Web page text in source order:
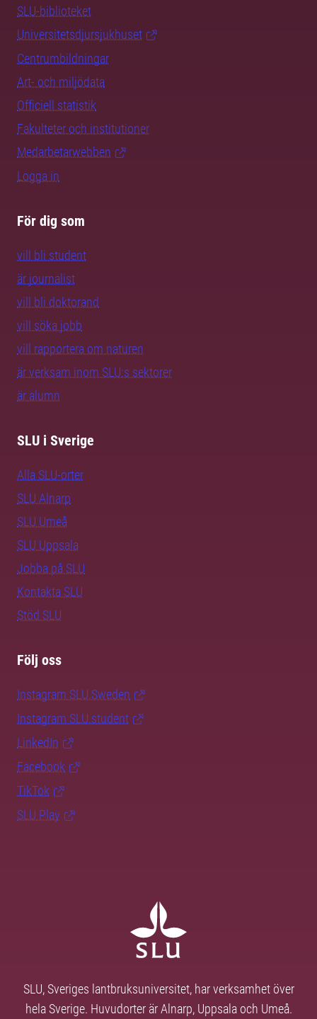
SLU-biblioteket
Universitetsdjursjukhuset
Centrumbildningar
Art- och miljödata
Officiell statistik
Fakulteter och institutioner
Medarbetarwebben
Logga in
För dig som
vill bli student
är journalist
vill bli doktorand
vill söka jobb
vill rapportera om naturen
är verksam inom SLU:s sektorer
är alumn
SLU i Sverige
Alla SLU-orter
SLU Alnarp
SLU Umeå
SLU Uppsala
Jobba på SLU
Kontakta SLU
Stöd SLU
Följ oss
Instagram SLU.Sweden
Instagram SLU.student
LinkedIn
Facebook
TikTok
SLU Play
SLU, Sveriges lantbruksuniversitet, har verksamhet över
hela Sverige. Huvudorter är Alnarp, Uppsala och Umeå.